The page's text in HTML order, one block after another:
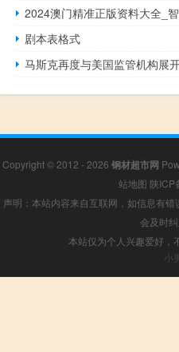
剧本表格式
马斯克再度与美国监管机构展
Copyright © 2012 - 2026 钢材超市网
站地图 陕ICP
声明：本站内容来自互联网，如信息有
会及时
本站仅为个人兴趣爱好，
小